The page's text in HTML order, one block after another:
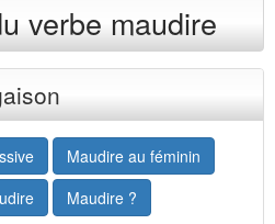
verbe maudire
Maudire au féminin
Maudire ?